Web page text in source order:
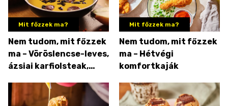
Mit főzzek ma?
Nem tudom, mit főzzek
ma – Vöröslencse-leves,
ázsiai karfiolsteak,
Mit főzzek ma?
Nem tudom, mit főzzek
ma – Hétvégi
komfortkaják